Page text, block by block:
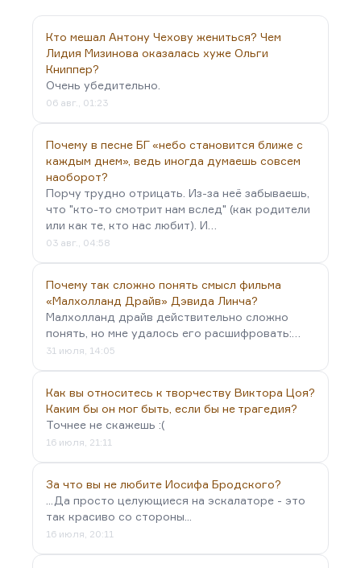
Мне кажется, что Уэллс — одна из крупнейших
фигур среди наследников Диккенса, среди
Честертона, Моэма, Уайльда, Киплинга.
Рассматривать…
Кто мешал Антону Чехову жениться? Чем
Лидия Мизинова оказалась хуже Ольги
Книппер?
Очень убедительно.
06 авг., 01:23
Почему в песне БГ «небо становится ближе с
каждым днем», ведь иногда думаешь совсем
наоборот?
Порчу трудно отрицать. Из-за неё забываешь,
что "кто-то смотрит нам вслед" (как родители
или как те, кто нас любит). И…
03 авг., 04:58
Почему так сложно понять смысл фильма
«Малхолланд Драйв» Дэвида Линча?
Малхолланд драйв действительно сложно
понять, но мне удалось его расшифровать:…
31 июля, 14:05
Как вы относитесь к творчеству Виктора Цоя?
Каким бы он мог быть, если бы не трагедия?
Точнее не скажешь :(
16 июля, 21:11
За что вы не любите Иосифа Бродского?
...Да просто целующиеся на эскалаторе - это
так красиво со стороны...
16 июля, 20:11